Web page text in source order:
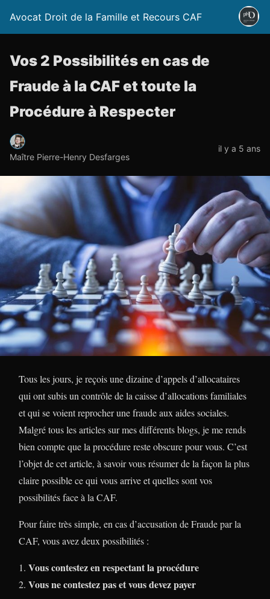
Avocat Droit de la Famille et Recours CAF
Vos 2 Possibilités en cas de
Fraude à la CAF et toute la
Procédure à Respecter
Maître Pierre-Henry Desfarges
il y a 5 ans
Tous les jours, je reçois une dizaine d’appels d’allocataires
qui ont subis un contrôle de la caisse d’allocations familiales
et qui se voient reprocher une fraude aux aides sociales.
Malgré tous les articles sur mes différents blogs, je me rends
bien compte que la procédure reste obscure pour vous. C’est
l’objet de cet article, à savoir vous résumer de la façon la plus
claire possible ce qui vous arrive et quelles sont vos
possibilités face à la CAF.
Pour faire très simple, en cas d’accusation de Fraude par la
CAF, vous avez deux possibilités :
Vous contestez en respectant la procédure
Vous ne contestez pas et vous devez payer